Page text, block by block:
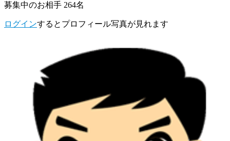
募集中のお相手 264名
ログインするとプロフィール写真が見れます